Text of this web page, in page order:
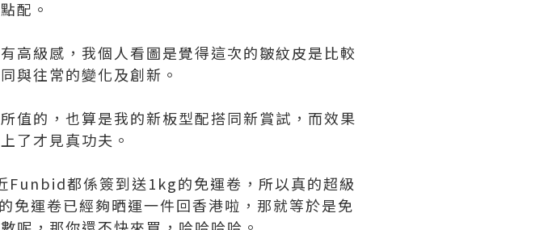
配。
高級感，我個人看圖是覺得這次的皺紋皮是比較
與往常的變化及創新。
值的，也算是我的新板型配搭同新賞試，而效果
了才見真功夫。
都係簽到送1kg的免運卷，所以真的超級
運卷已經夠晒運一件回香港啦，那就等於是免